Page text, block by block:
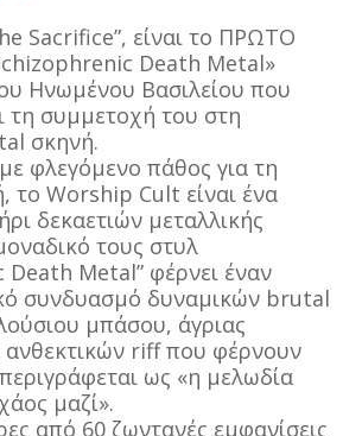
Sacrifice”, είναι το ΠΡΩΤΟ
Death Metal»
Ηνωμένου Βασιλείου που
τη συμμετοχή του στη
σκηνή.
φλεγόμενο πάθος για τη
το Worship Cult είναι ένα
δεκαετιών μεταλλικής
τους στυλ
Death Metal” φέρνει έναν
συνδυασμό δυναμικών brutal
μπάσου, άγριας
ανθεκτικών riff που φέρνουν
ως «η μελωδία
μαζί».
από 60 ζωντανές εμφανίσεις